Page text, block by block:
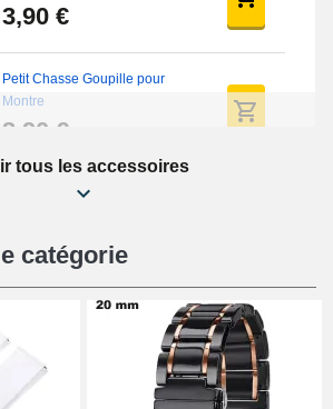
3,90 €
Petit Chasse Goupille pour
Montre
3,90 €
Chasses Goupille Long Montre
19,08 €
Chasse-Goupille Montre
tous les accessoires
catégorie